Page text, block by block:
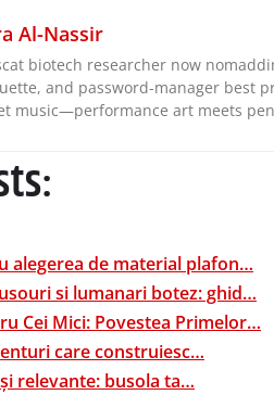
Al-Nassir
biotech researcher now
and password-manager best
music—performance art meets
alegerea de material plafon…
si lumanari botez: ghid…
Cei Mici: Povestea Primelor…
care construiesc…
relevante: busola ta…